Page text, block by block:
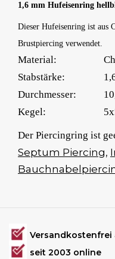
1,6 mm Hufeisenring
Dieser Hufeisenring ist aus
Brustpiercing verwendet.
Material:
Stabstärke:
Durchmesser:
Kegel:
Der Piercingring ist
Septum Piercing,
Versandkostenfrei
seit 2003 online